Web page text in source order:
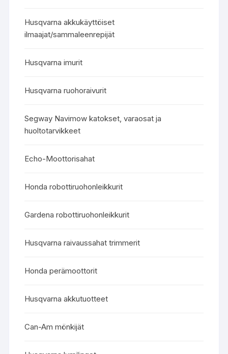
Husqvarna akkukäyttöiset
ilmaajat/sammaleenrepijät
Husqvarna imurit
Husqvarna ruohoraivurit
Segway Navimow katokset, varaosat ja
huoltotarvikkeet
Echo-Moottorisahat
Honda robottiruohonleikkurit
Gardena robottiruohonleikkurit
Husqvarna raivaussahat trimmerit
Honda perämoottorit
Husqvarna akkutuotteet
Can-Am mönkijät